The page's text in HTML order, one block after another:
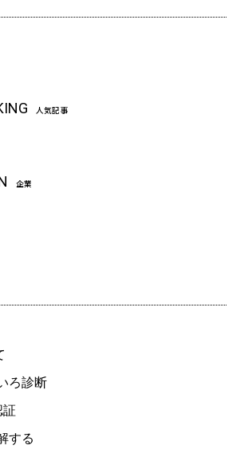
人気記事
企業
ろ診断
する